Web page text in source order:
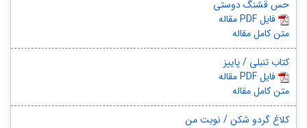
حس قشنگ دوستی
مقاله PDF فایل
متن کامل مقاله
کتاب تنبلی / پاییز
مقاله PDF فایل
متن کامل مقاله
کلاغ گردو شکن / نوبت من